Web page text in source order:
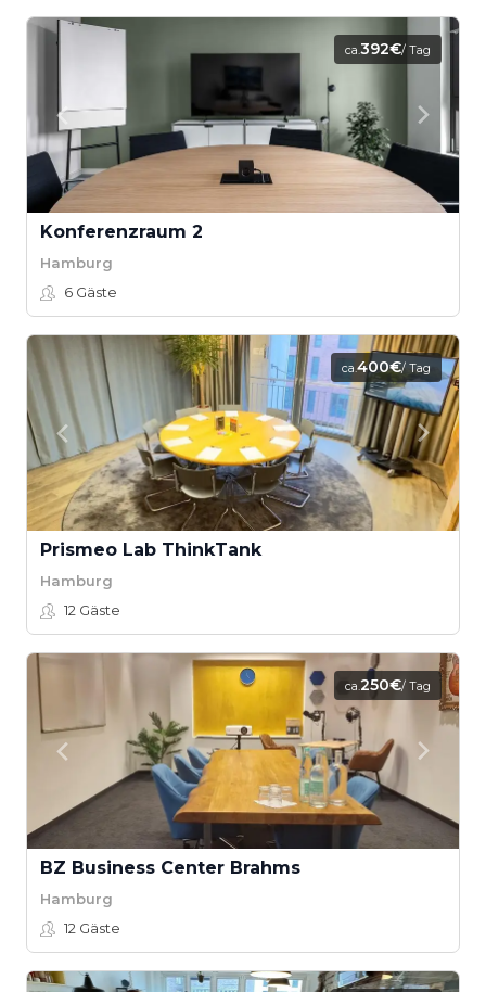
ca.392€/ Tag
Konferenzraum 2
Hamburg
6 Gäste
ca.400€/ Tag
Prismeo Lab ThinkTank
Hamburg
12 Gäste
ca.250€/ Tag
BZ Business Center Brahms
Hamburg
12 Gäste